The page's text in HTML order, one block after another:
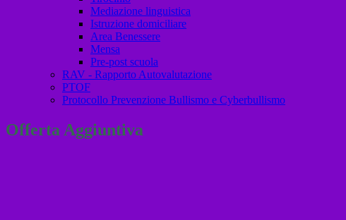
Mediazione linguistica
Istruzione domiciliare
Area Benessere
Mensa
Pre-post scuola
RAV - Rapporto Autovalutazione
PTOF
Protocollo Prevenzione Bullismo e Cyberbullismo
Offerta Aggiuntiva